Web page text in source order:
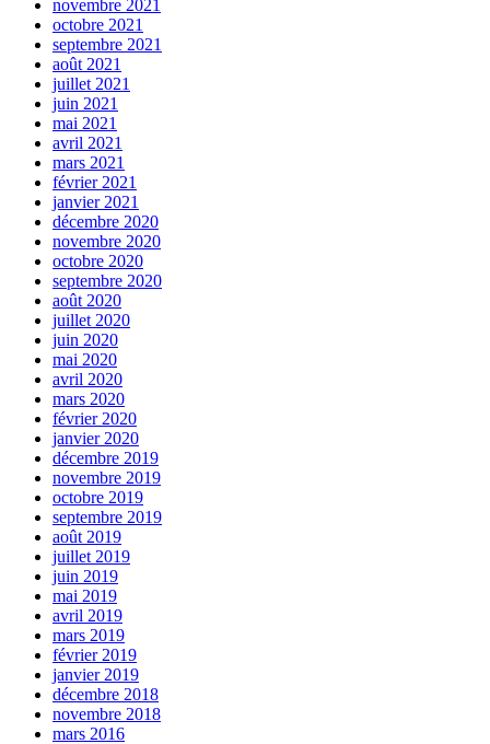
novembre 2021
octobre 2021
septembre 2021
août 2021
juillet 2021
juin 2021
mai 2021
avril 2021
mars 2021
février 2021
janvier 2021
décembre 2020
novembre 2020
octobre 2020
septembre 2020
août 2020
juillet 2020
juin 2020
mai 2020
avril 2020
mars 2020
février 2020
janvier 2020
décembre 2019
novembre 2019
octobre 2019
septembre 2019
août 2019
juillet 2019
juin 2019
mai 2019
avril 2019
mars 2019
février 2019
janvier 2019
décembre 2018
novembre 2018
mars 2016